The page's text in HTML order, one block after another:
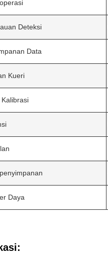
Deteksi
Data
Kueri
Kalibrasi
Daya